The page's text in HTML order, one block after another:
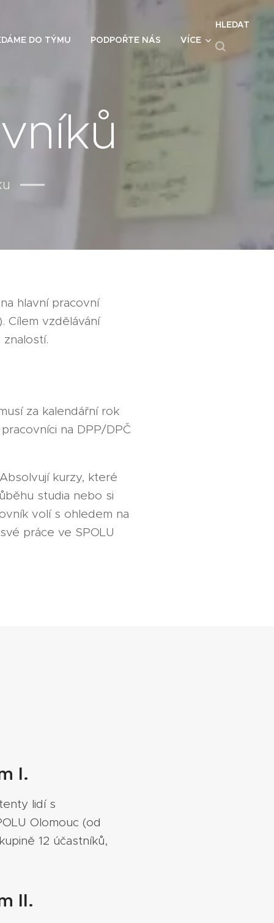
DO TÝMU PODPOŘTE NÁS VÍCE
HLEDAT
hlavní pracovní
Cílem vzdělávání
za kalendářní rok
na DPP/DPČ
kurzy, které
studia nebo si
volí s ohledem na
práce ve SPOLU
I.
lidí s
Olomouc (od
12 účastníků,
II.